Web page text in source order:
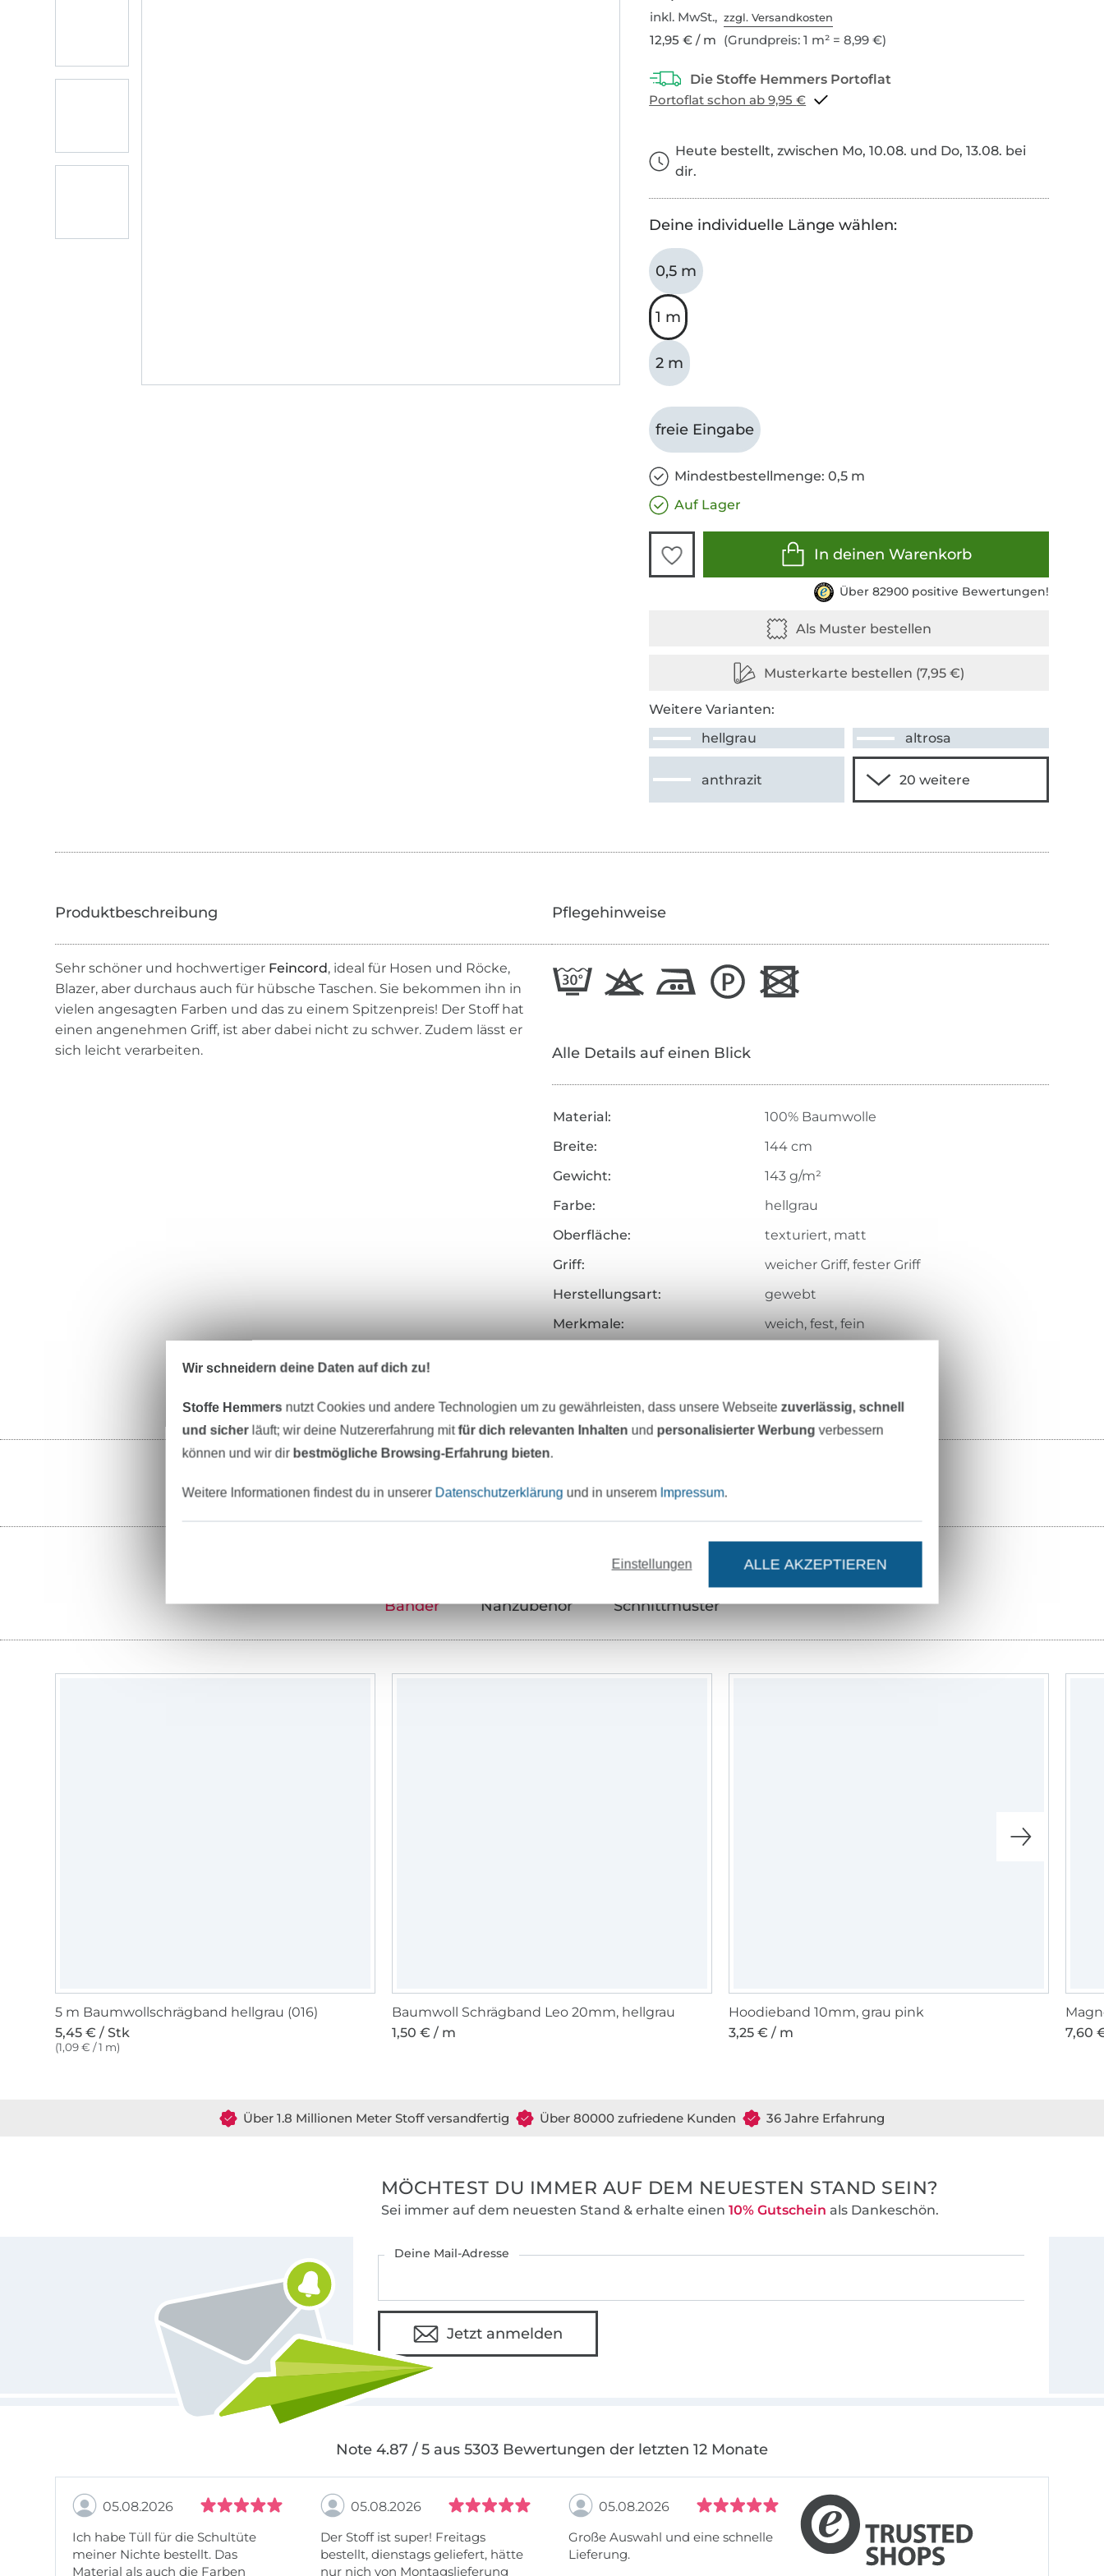
inkl. MwSt.,zzgl. Versandkosten
12,95 € / m (Grundpreis: 1 m² = 8,99 €)
Portoflat schon ab 9,95 €
Heute bestellt, zwischen Mo, 10.08. und Do, 13.08. bei
dir.
Deine individuelle Länge wählen:
0,5 m
1 m
2 m
freie Eingabe
Mindestbestellmenge: 0,5 m
Auf Lager
In deinen Warenkorb
Über 82900 positive Bewertungen!
Weitere Varianten:
hellgrau
altrosa
anthrazit
Sehr schöner und hochwertiger Feincord, ideal für Hosen und Röcke,
Blazer, aber durchaus auch für hübsche Taschen. Sie bekommen ihn in
vielen angesagten Farben und das zu einem Spitzenpreis! Der Stoff hat
einen angenehmen Griff, ist aber dabei nicht zu schwer. Zudem lässt er
sich leicht verarbeiten.
Pflegehinweise
Alle Details auf einen Blick
Material:
100% Baumwolle
Breite:
144 cm
Gewicht:
143 g/m²
Farbe:
hellgrau
Oberfläche:
texturiert, matt
Griff:
weicher Griff, fester Griff
Herstellungsart:
gewebt
Merkmale:
weich, fest, fein
Unser Tipp: Das passt dazu
Bänder Nähzubehör Schnittmuster
5 m Baumwollschrägband hellgrau (016)
5,45 € / Stk
(1,09 € / 1 m)
Baumwoll Schrägband Leo 20mm, hellgrau
1,50 € / m
Hoodieband 10mm, grau pink
3,25 € / m
7,60
Über 1.8 Millionen Meter Stoff versandfertig Über 80000 zufriedene Kunden 36 Jahre Erfahrung
MÖCHTEST DU IMMER AUF DEM NEUESTEN STAND SEIN?
Sei immer auf dem neuesten Stand & erhalte einen 10% Gutschein als Dankeschön.
Deine Mail-Adresse
Jetzt anmelden
Note 4.87 / 5 aus 5303 Bewertungen der letzten 12 Monate
05.08.2026
Ich habe Tüll für die Schultüte
meiner Nichte bestellt. Das
Material als auch die Farben
05.08.2026
Der Stoff ist super! Freitags
bestellt, dienstags geliefert, hätte
nur nich von Montagslieferung
05.08.2026
Große Auswahl und eine schnelle
Lieferung.
Wir schneidern deine Daten auf dich zu!
Stoffe Hemmers nutzt Cookies und andere Technologien um zu gewährleisten, dass unsere Webseitezuverlässig, schnell
und sicherläuft; wir deine Nutzererfahrung mitfür dich relevanten Inhalten und personalisierter Werbung verbessern
können und wir dir bestmögliche Browsing-Erfahrung bieten.
Weitere Informationen findest du in unserer Datenschutzerklärung und in unserem Impressum.
Einstellungen ALLE AKZEPTIEREN